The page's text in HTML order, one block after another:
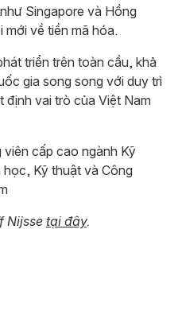
Singapore và Hồng
mới về tiền mã hóa.
triển trên toàn cầu, khả
gia song song với duy trì
định vai trò của Việt Nam
cấp cao ngành Kỹ
Kỹ thuật và Công
Nijsse tại đây.